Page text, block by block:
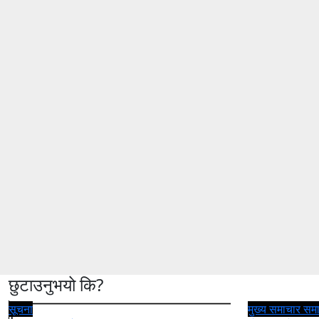
छुटाउनुभयो कि?
सूचना मुख्य समाचार